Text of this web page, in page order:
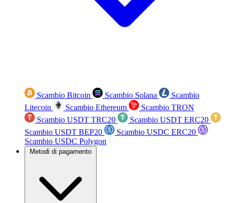
Scambio Bitcoin Scambio Solana
Scambio
Litecoin
Scambio Ethereum
Scambio TRON
Scambio USDT TRC20
Scambio USDT ERC20
Scambio USDT BEP20
Scambio USDC ERC20
Scambio USDC Polygon
Metodi di pagamento